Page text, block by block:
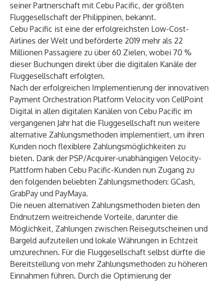
seiner Partnerschaft mit Cebu Pacific, der größten
Fluggesellschaft der Philippinen, bekannt.
Cebu Pacific ist eine der erfolgreichsten Low-Cost-
Airlines der Welt und beförderte 2019 mehr als 22
Millionen Passagiere zu über 60 Zielen, wobei 70 %
dieser Buchungen direkt über die digitalen Kanäle der
Fluggesellschaft erfolgten.
Nach der erfolgreichen Implementierung der innovativen
Payment Orchestration Platform Velocity von CellPoint
Digital in allen digitalen Kanälen von Cebu Pacific im
vergangenen Jahr hat die Fluggesellschaft nun weitere
alternative Zahlungsmethoden implementiert, um ihren
Kunden noch flexiblere Zahlungsmöglichkeiten zu
bieten. Dank der PSP/Acquirer-unabhängigen Velocity-
Plattform haben Cebu Pacific-Kunden nun Zugang zu
den folgenden beliebten Zahlungsmethoden: GCash,
GrabPay und PayMaya.
Die neuen alternativen Zahlungsmethoden bieten den
Endnutzern weitreichende Vorteile, darunter die
Möglichkeit, Zahlungen zwischen Reisegutscheinen und
Bargeld aufzuteilen und lokale Währungen in Echtzeit
umzurechnen. Für die Fluggesellschaft selbst dürfte die
Bereitstellung von mehr Zahlungsmethoden zu höheren
Einnahmen führen. Durch die Optimierung der